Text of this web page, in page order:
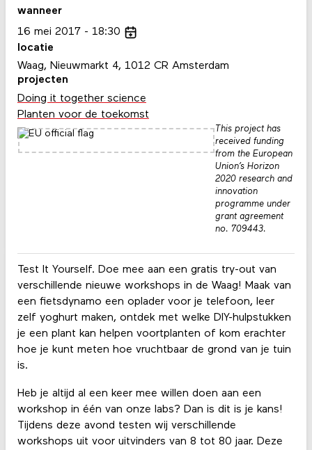
Test It Yourself. Doe mee aan een gratis try-out van
verschillende nieuwe workshops in de Waag! Maak van
een fietsdynamo een oplader voor je telefoon, leer
zelf yoghurt maken, ontdek met welke DIY-hulpstukken
je een plant kan helpen voortplanten of kom erachter
hoe je kunt meten hoe vruchtbaar de grond van je tuin
is.
Heb je altijd al een keer mee willen doen aan een
workshop in één van onze labs? Dan is dit is je kans!
Tijdens deze avond testen wij verschillende
workshops uit voor uitvinders van 8 tot 80 jaar. Deze
wanneer
16 mei 2017
18:30
locatie
Waag, Nieuwmarkt 4, 1012 CR Amsterdam
projecten
Doing it together science
Planten voor de toekomst
This project has
received funding
from the European
Union’s Horizon
2020 research and
innovation
programme under
grant agreement
no. 709443.